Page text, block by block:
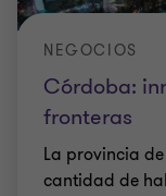
Córdoba:
fronteras
NEGOCIOS
La provincia
cantidad de